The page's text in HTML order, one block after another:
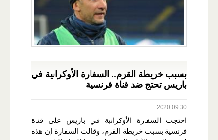
بسبب خريطة القرم.. السفارة الأوكرانية في
باريس تحتج ضد قناة فرنسية
2020.09.30
احتجت السفارة الأوكرانية في باريس على قناة
فرنسية بسبب خريطة القرم، وقالت السفارة إن هذه